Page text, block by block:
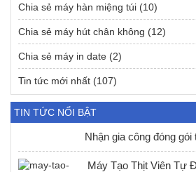
Chia sẻ máy hàn miệng túi (10)
Chia sẻ máy hút chân không (12)
Chia sẻ máy in date (2)
Tin tức mới nhất (107)
TIN TỨC NỔI BẬT
Nhận gia công đóng
Máy Tạo Thịt Viên Tự